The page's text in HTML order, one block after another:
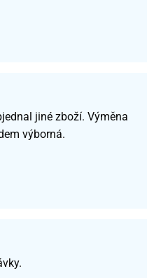
jiné zboží. Výměna
výborná.